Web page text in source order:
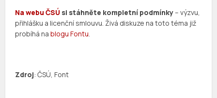
Na webu ČSÚ si stáhněte kompletní podmínky– výzvu,
přihlášku a licenční smlouvu. Živá diskuze na toto téma již
probíhá nablogu Fontu.
Zdroj: ČSÚ, Font